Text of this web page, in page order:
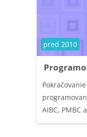
Kategória
pred 2010
AIBC, PMBC